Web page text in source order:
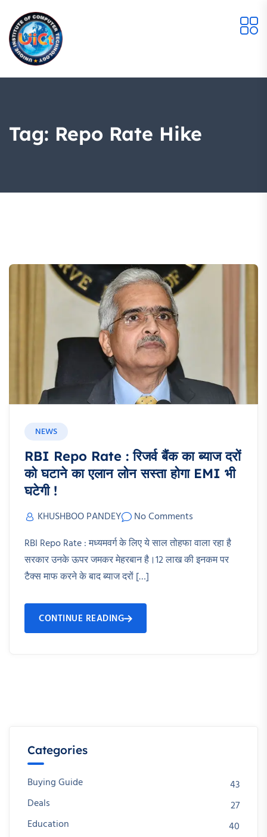
Tag: Repo Rate Hike
NEWS
RBI Repo Rate : रिजर्व बैंक का ब्याज दरों
को घटाने का एलान लोन सस्ता होगा EMI भी
घटेगी !
KHUSHBOO PANDEY
No Comments
RBI Repo Rate : मध्यमवर्ग के लिए ये साल तोहफा वाला रहा है
सरकार उनके ऊपर जमकर मेहरबान है।12 लाख की इनकम पर
टैक्स माफ करने के बाद ब्याज दरों […]
CONTINUE READING
Categories
Buying Guide
43
Deals
27
Education
40